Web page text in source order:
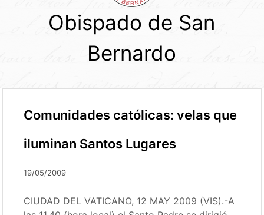
Obispado de San
Bernardo
Comunidades católicas: velas que
iluminan Santos Lugares
19/05/2009
CIUDAD DEL VATICANO, 12 MAY 2009 (VIS).-A